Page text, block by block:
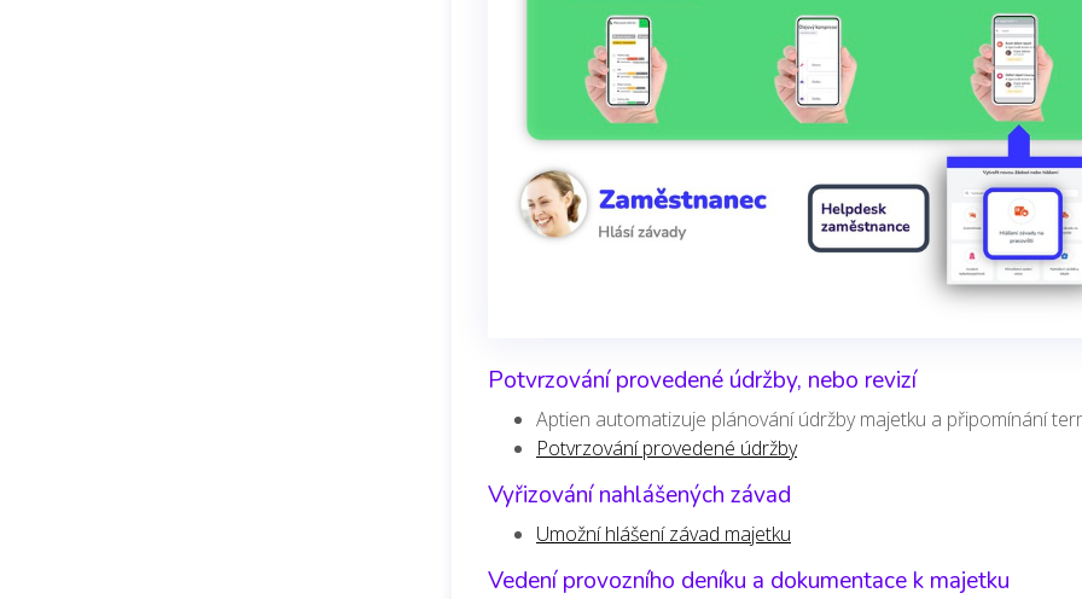
Potvrzování provedené údržby, nebo revizí
Aptien automatizuje plánování údržby majetku a připomínání
Potvrzování provedené údržby
Vyřizování nahlášených závad
Umožní hlášení závad majetku
Vedení provozního deníku a dokumentace k majetku